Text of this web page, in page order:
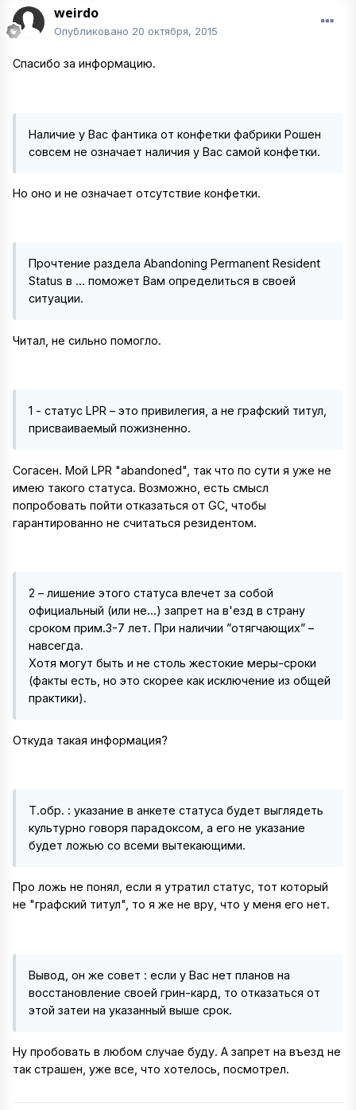
weirdo
Опубликовано 20 октября, 2015
Спасибо за информацию.
Наличие у Вас фантика от конфетки фабрики Рошен
совсем не означает наличия у Вас самой конфетки.
Но оно и не означает отсутствие конфетки.
Прочтение раздела Abandoning Permanent Resident
Status в ... поможет Вам определиться в своей
ситуации.
Читал, не сильно помогло.
1 - статус LPR – это привилегия, а не графский титул,
присваиваемый пожизненно.
Согасен. Мой LPR "abandoned", так что по сути я уже не
имею такого статуса. Возможно, есть смысл
попробовать пойти отказаться от GC, чтобы
гарантированно не считаться резидентом.
2 – лишение этого статуса влечет за собой
официальный (или не...) запрет на в'езд в страну
сроком прим.3-7 лет. При наличии ”отягчающих” –
навсегда.
Хотя могут быть и не столь жестокие меры-сроки
(факты есть, но это скорее как исключение из общей
практики).
Откуда такая информация?
Т.обр. : указание в анкете статуса будет выглядеть
культурно говоря парадоксом, а его не указание
будет ложью со всеми вытекающими.
Про ложь не понял, если я утратил статус, тот который
не "графский титул", то я же не вру, что у меня его нет.
Вывод, он же совет : если у Вас нет планов на
восстановление своей грин-кард, то отказаться от
этой затеи на указанный выше срок.
Ну пробовать в любом случае буду. А запрет на въезд не
так страшен, уже все, что хотелось, посмотрел.